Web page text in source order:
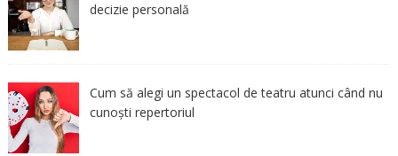
decizie personală
Cum să alegi un spectacol de teatru atunci când nu
cunoști repertoriul